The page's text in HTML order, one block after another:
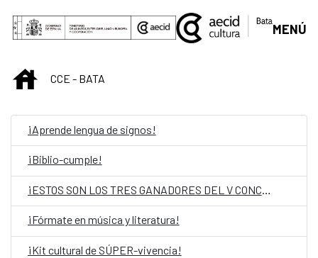
Saut au contenu principal
MENÚ
INICIOCCE - BATA
¡Aprende lengua de signos!
¡Biblio-cumple!
¡Fórmate en música y literatura!
¡Kit cultural de SÚPER-vivencia!